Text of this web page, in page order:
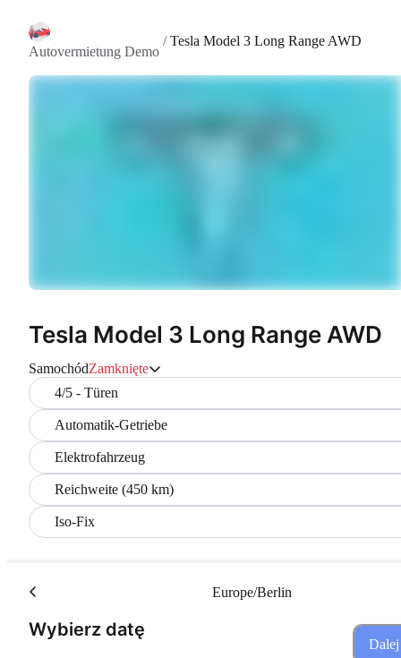
Autovermietung Demo
/Tesla Model 3 Long Range AWD
Tesla Model 3 Long Range AWD
SamochódZamknięte
4/5 - Türen
Automatik-Getriebe
Elektrofahrzeug
Reichweite (450 km)
Iso-Fix
Wybierz datę
Europe/Berlin
Dalej